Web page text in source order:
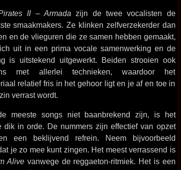
II – Armada zijn de twee vocalisten de
smaakmakers. Ze klinken zelfverzekerder dan
en de vlieguren die ze samen hebben gemaakt,
uit in een prima vocale samenwerking en de
is uitstekend uitgewerkt. Beiden strooien ook
met allerlei technieken, waardoor het
relatief fris in het gehoor ligt en je af en toe in
verrast wordt.
meeste songs niet baanbrekend zijn, is het
dik in orde. De nummers zijn effectief van opzet
een beklijvend refrein. Neem bijvoorbeeld
je zo mee kunt zingen. Het meest verrassend is
Alive vanwege de reggaeton-ritmiek. Het is een